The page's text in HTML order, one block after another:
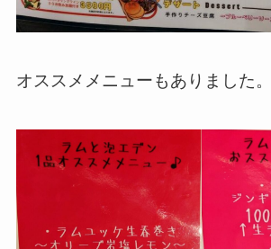
オススメメニューもありました。